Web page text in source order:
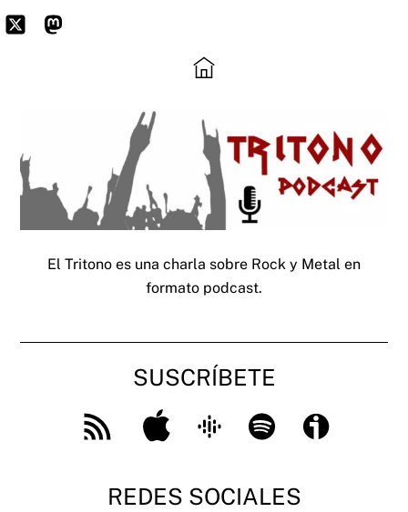
Skip
to
Icon
Mastodon
El Tritono es una charla sobre Rock y Metal en
formato podcast.
SUSCRÍBETE
Feed
Apple
Google
Spotify Ivoox
REDES SOCIALES